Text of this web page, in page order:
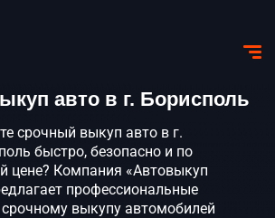
авто в г. Борисполь
срочный выкуп авто в г.
быстро, безопасно и по
цене? Компания «Автовыкуп
профессиональные
срочному выкупу автомобилей